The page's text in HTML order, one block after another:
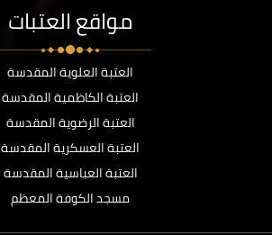
مواقع العتبات
العتبة العلوية المقدسة
العتبة الكاظمية المقدسة
العتبة الرضوية المقدسة
العتبة العسكرية المقدسة
العتبة العباسية المقدسة
مسجد الكوفة المعظم